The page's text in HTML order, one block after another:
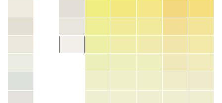
color_name
HEX:hex_code
TSR:tsr_code